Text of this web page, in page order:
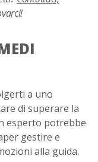
a uno
di superare la
esperto potrebbe
gestire e
alla guida.